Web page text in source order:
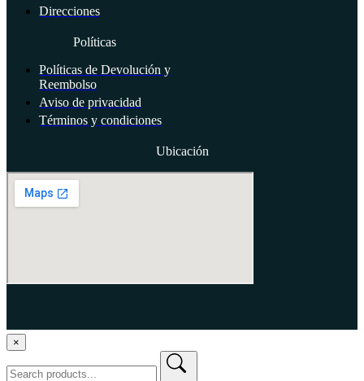
Direcciones
Políticas
Políticas de Devolución y
Reembolso
Aviso de privacidad
Términos y condiciones
Ubicación
APG Todos los derechos reservados.
×